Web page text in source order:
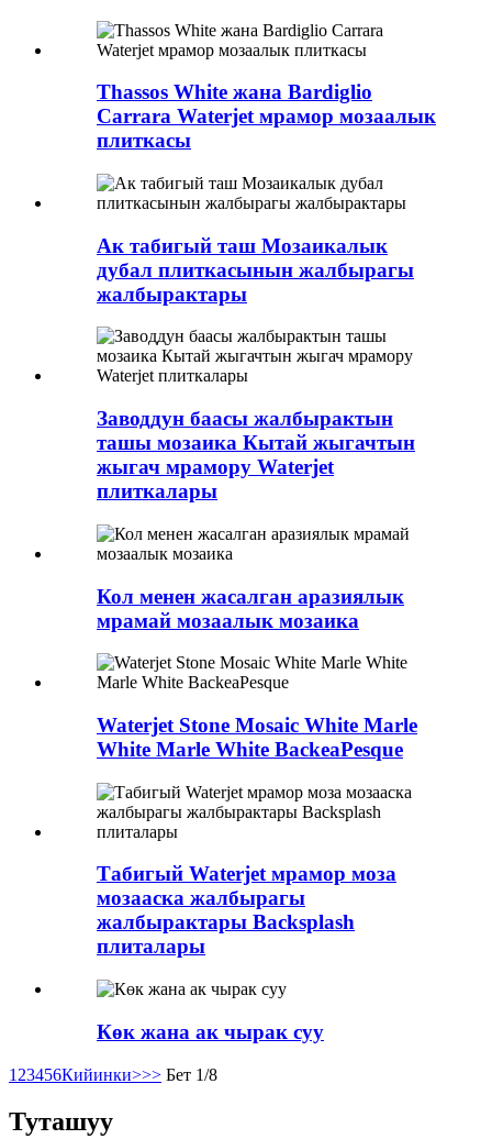
Thassos White жана Bardiglio
Carrara Waterjet мрамор мозаалык
плиткасы
Ак табигый таш Мозаикалык
дубал плиткасынын жалбырагы
жалбырактары
Заводдун баасы жалбырактын
ташы мозаика Кытай жыгачтын
жыгач мрамору Waterjet
плиткалары
Кол менен жасалган аразиялык
мрамай мозаалык мозаика
Waterjet Stone Mosaic White Marle
White Marle White BackeaPesque
Табигый Waterjet мрамор моза
мозааска жалбырагы
жалбырактары Backsplash
плиталары
Көк жана ак чырак суу
1 23456Кийинки>>> Бет 1/8
Туташуу